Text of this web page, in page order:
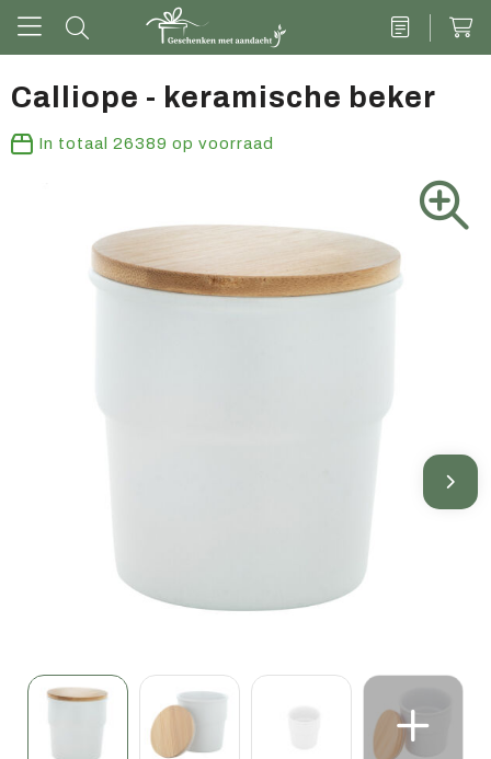
Tassen
Overige relatiegeschenken
Calliope - keramische beker
In totaal 26389 op voorraad